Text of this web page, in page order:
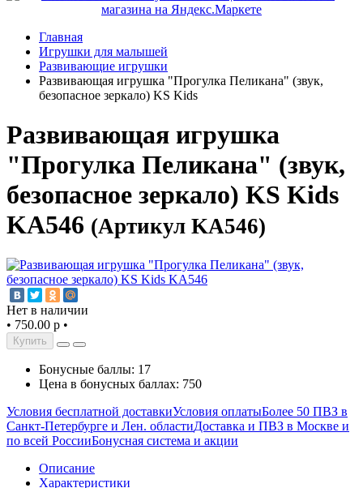
Главная
Игрушки для малышей
Развивающие игрушки
Развивающая игрушка "Прогулка Пеликана" (звук,
безопасное зеркало) KS Kids
Развивающая игрушка
"Прогулка Пеликана" (звук,
безопасное зеркало) KS Kids
KA546 (Артикул KA546)
Нет в наличии
• 750.00 р •
Купить
Бонусные баллы: 17
Цена в бонусных баллах: 750
Условия бесплатной доставкиУсловия оплатыБолее 50 ПВЗ в
Санкт-Петербурге и Лен. областиДоставка и ПВЗ в Москве и
по всей РоссииБонусная система и акции
Описание
Характеристики